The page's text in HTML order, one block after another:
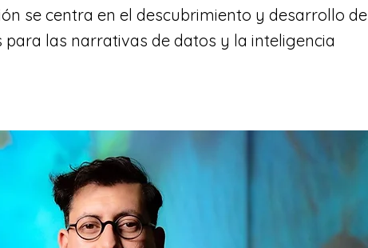
se centra en el descubrimiento y desarrollo de
las narrativas de datos y la inteligencia